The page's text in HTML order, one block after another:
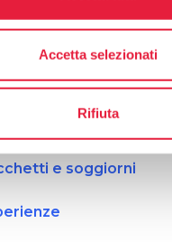
Accetta selezionati
Rifiuta
dormire
e soggiorni